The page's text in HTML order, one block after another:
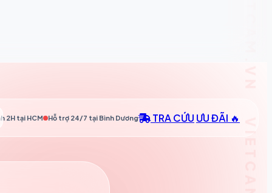
2H tại HCM Hỗ trợ 24/7 tại Bình Dương TRA CỨU ƯU ĐÃI 🔥